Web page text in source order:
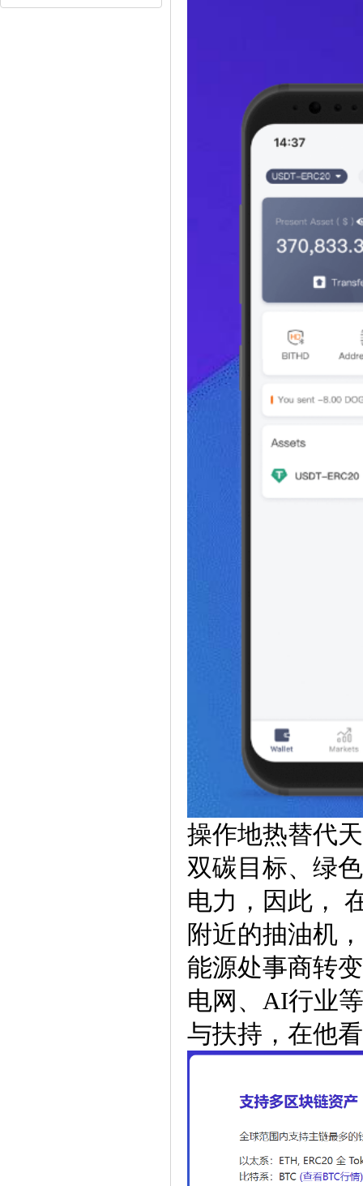
操作地热替代
双碳目标、绿
电力，因此，
附近的抽油机
能源处事商转
电网、AI行业
与扶持，在他